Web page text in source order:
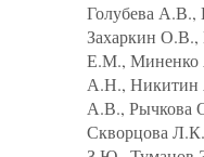
Голубева А.В.,
Захаркин
Е.М., Миненко
А.Н., Никитин
А.В., Рычкова
Скворцова